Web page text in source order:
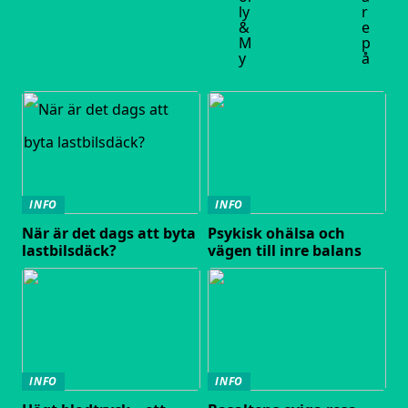
ly
&
M
y
r
e
p
å
INFO
När är det dags att byta
lastbilsdäck?
INFO
Psykisk ohälsa och
vägen till inre balans
INFO INFO